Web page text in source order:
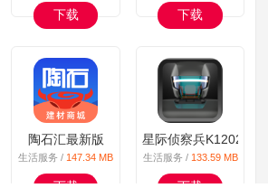
下载 下载
陶石汇最新版
生活服务 / 147.34 MB
星际侦察兵K12024版
生活服务 / 133.59 MB